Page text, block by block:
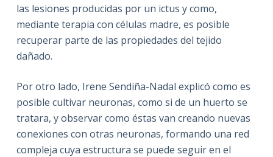
las lesiones producidas por un ictus y como,
mediante terapia con células madre, es posible
recuperar parte de las propiedades del tejido
dañado.
Por otro lado, Irene Sendiña-Nadal explicó como es
posible cultivar neuronas, como si de un huerto se
tratara, y observar como éstas van creando nuevas
conexiones con otras neuronas, formando una red
compleja cuya estructura se puede seguir en el